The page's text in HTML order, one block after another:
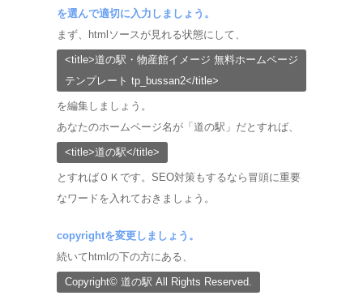
を選んで適切に入力しましょう。
まず、htmlソースが見れる状態にして、
<title>道の駅・物産館イメージ 無料ホームページ
テンプレート tp_bussan2</title>
を編集しましょう。
あなたのホームページ名が「道の駅」だとすれば、
<title>道の駅</title>
とすればＯＫです。SEO対策もするなら冒頭に重要
なワードを入れておきましょう。
copyrightを変更しましょう。
続いてhtmlの下の方にある、
Copyright© 道の駅 All Rights Reserved.